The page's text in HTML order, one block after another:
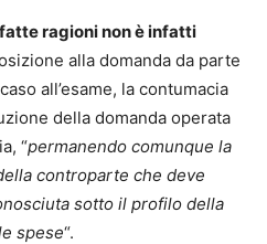
ragioni non è infatti
alla domanda da parte
all’esame, la contumacia
della domanda operata
“permanendo comunque la
controparte che deve
sotto il profilo della
spese“.